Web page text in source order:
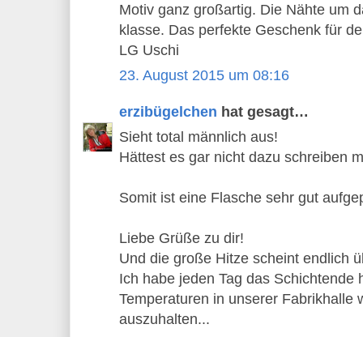
Motiv ganz großartig. Die Nähte um
klasse. Das perfekte Geschenk für
LG Uschi
23. August 2015 um 08:16
erzibügelchen hat gesagt…
Sieht total männlich aus!
Hättest es gar nicht dazu schreiben
Somit ist eine Flasche sehr gut
Liebe Grüße zu dir!
Und die große Hitze scheint endlich
Ich habe jeden Tag das Schichtende
Temperaturen in unserer Fabrikhalle
auszuhalten...